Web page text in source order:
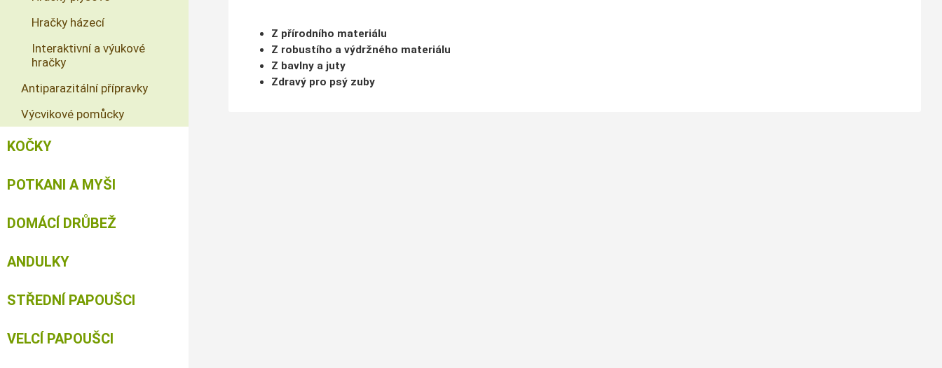
Z přírodního materiálu
Z robustího a výdržného materiálu
Z bavlny a juty
Zdravý pro psý zuby
Hračky házecí
Interaktivní a výukové
hračky
Antiparazitální přípravky
Výcvikové pomůcky
KOČKY
POTKANI A MYŠI
DOMÁCÍ DRŮBEŽ
ANDULKY
STŘEDNÍ PAPOUŠCI
VELCÍ PAPOUŠCI